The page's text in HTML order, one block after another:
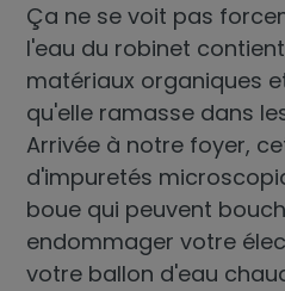
Ça ne se voit pas
l'eau du robinet
matériaux organiques
qu'elle ramasse dans
Arrivée à notre foyer,
d'impuretés
boue qui peuvent
endommager votre
votre ballon d'eau